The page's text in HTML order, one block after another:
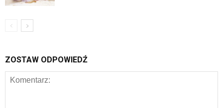
ZOSTAW ODPOWIEDŹ